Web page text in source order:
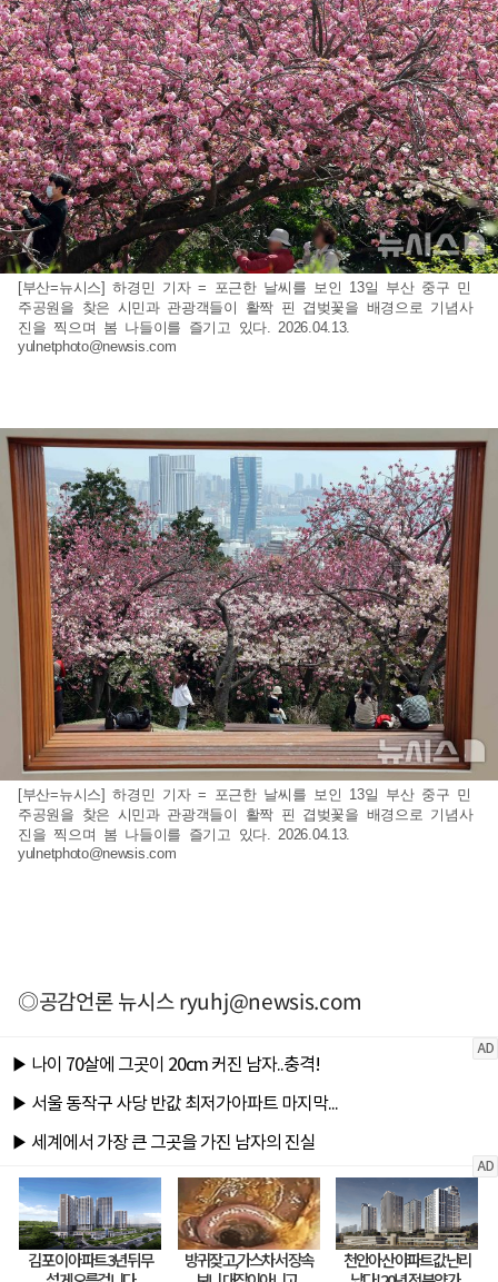
[부산=뉴시스] 하경민 기자 = 포근한 날씨를 보인 13일 부산 중구 민
주공원을 찾은 시민과 관광객들이 활짝 핀 겹벚꽃을 배경으로 기념사
진을 찍으며 봄 나들이를 즐기고 있다. 2026.04.13.
yulnetphoto@newsis.com
[부산=뉴시스] 하경민 기자 = 포근한 날씨를 보인 13일 부산 중구 민
주공원을 찾은 시민과 관광객들이 활짝 핀 겹벚꽃을 배경으로 기념사
진을 찍으며 봄 나들이를 즐기고 있다. 2026.04.13.
yulnetphoto@newsis.com
◎공감언론 뉴시스ryuhj@newsis.com